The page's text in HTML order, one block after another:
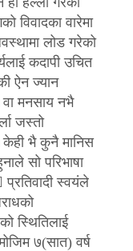
विवादका वारेमा
लोड गरेको
कदापी उचित
ऐन ज्यान
वा मनसाय नभै
जस्तो
केही भै कुनै मानिस
सो परिभाषा
स्वयंले
स्थितिलाई
७(सात) वर्ष